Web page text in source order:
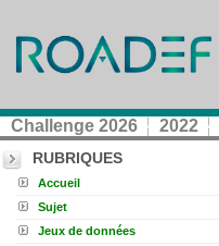
Challenge 2026 2022
RUBRIQUES
Accueil
Sujet
Jeux de données